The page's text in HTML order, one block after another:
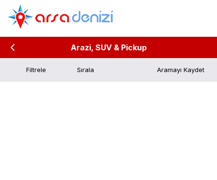
Arazi, SUV & Pickup
Filtrele Aramayı Kaydet